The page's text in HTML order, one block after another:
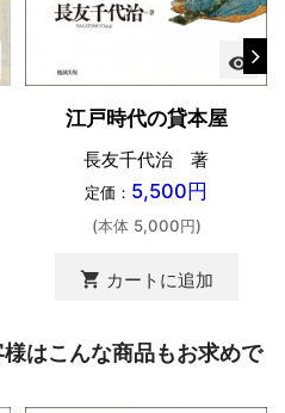
visibility
江戸時代の貸本屋
長友千代治 著
定価： 5,500円
(本体 5,000円)
shopping_cart カートに追加
はこんな商品もお求めで